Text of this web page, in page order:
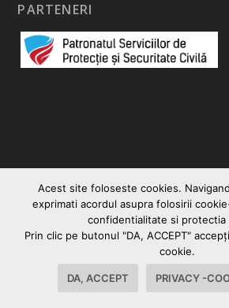
PARTENERI
© 2026 |
Acest site foloseste cookies.
exprimati acordul asupra folosirii
confidentialitate si protectia
Prin clic pe butonul "DA, ACCEPT"
cookie.
DA, ACCEPT PRIVACY -